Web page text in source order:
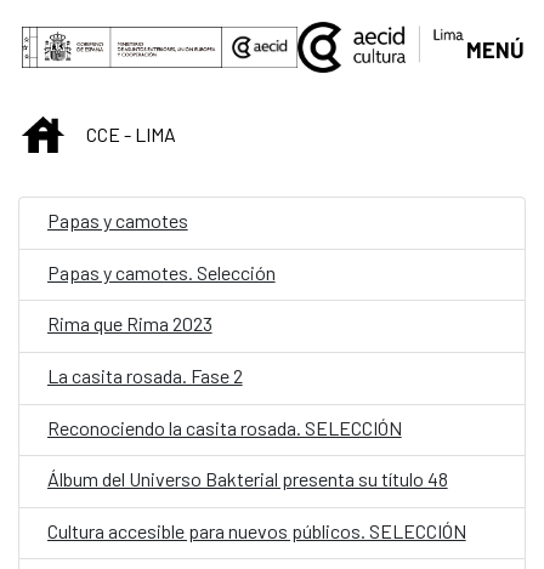
Saltar al contenido principal
MENÚ
INICIOCCE - LIMA
Papas y camotes
Papas y camotes. Selección
Rima que Rima 2023
La casita rosada. Fase 2
Reconociendo la casita rosada. SELECCIÓN
Álbum del Universo Bakterial presenta su título 48
Cultura accesible para nuevos públicos. SELECCIÓN